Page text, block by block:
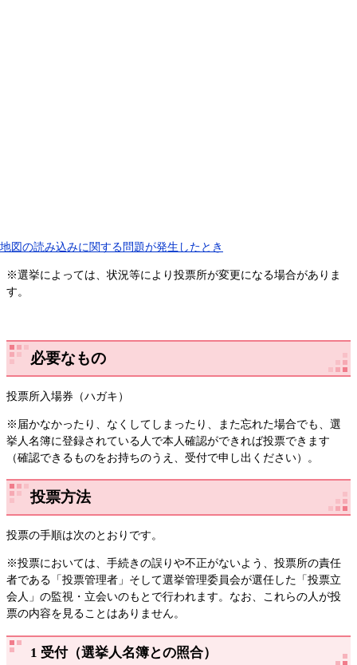
地図の読み込みに関する問題が発生したとき
※選挙によっては、状況等により投票所が変更になる場合がありま
す。
必要なもの
投票所入場券（ハガキ）
※届かなかったり、なくしてしまったり、また忘れた場合でも、選
挙人名簿に登録されている人で本人確認ができれば投票できます
（確認できるものをお持ちのうえ、受付で申し出ください）。
投票方法
投票の手順は次のとおりです。
※投票においては、手続きの誤りや不正がないよう、投票所の責任
者である「投票管理者」そして選挙管理委員会が選任した「投票立
会人」の監視・立会いのもとで行われます。なお、これらの人が投
票の内容を見ることはありません。
1 受付（選挙人名簿との照合）